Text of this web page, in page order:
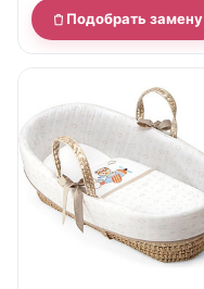
Подобрать замену